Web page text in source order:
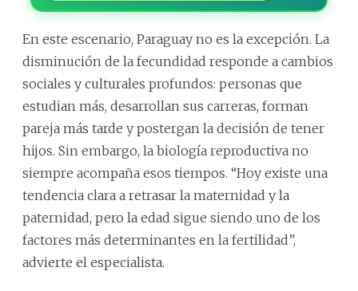
En este escenario, Paraguay no es la excepción. La
disminución de la fecundidad responde a cambios
sociales y culturales profundos: personas que
estudian más, desarrollan sus carreras, forman
pareja más tarde y postergan la decisión de tener
hijos. Sin embargo, la biología reproductiva no
siempre acompaña esos tiempos. “Hoy existe una
tendencia clara a retrasar la maternidad y la
paternidad, pero la edad sigue siendo uno de los
factores más determinantes en la fertilidad”,
advierte el especialista.